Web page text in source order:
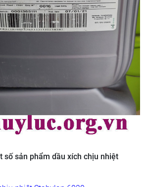
số sản phẩm dầu xích chịu nhiệt